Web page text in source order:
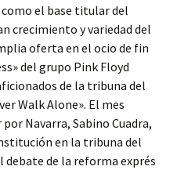
el base titular del
crecimiento y variedad del
oferta en el ocio de fin
del grupo Pink Floyd
de la tribuna del
Walk Alone». El mes
Navarra, Sabino Cuadra,
en la tribuna del
debate de la reforma exprés